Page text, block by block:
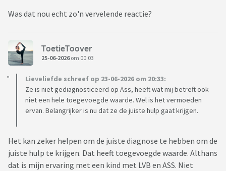
Was dat nou echt zo'n vervelende reactie?
ToetieToover
25-06-2026om 00:03
Lieveliefde schreef op 23-06-2026 om 20:33:
Ze is niet gediagnosticeerd op Ass, heeft wat mij betreft ook
niet een hele toegevoegde waarde. Wel is het vermoeden
ervan. Belangrijker is nu dat ze de juiste hulp gaat krijgen.
Het kan zeker helpen om de juiste diagnose te hebben om de
juiste hulp te krijgen. Dat heeft toegevoegde waarde. Althans
dat is mijn ervaring met een kind met LVB en ASS. Niet